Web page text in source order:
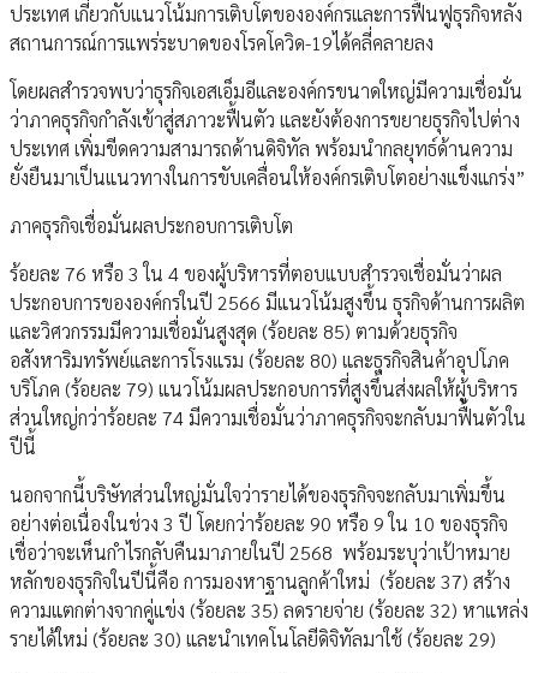
ประเทศ เกี่ยวกับแนวโน้มการเติบโตขององค์กรและการฟื้นฟูธุรกิจหลัง
สถานการณ์การแพร่ระบาดของโรคโควิด-19ได้คลี่คลายลง
โดยผลสำรวจพบว่าธุรกิจเอสเอ็มอีและองค์กรขนาดใหญ่มีความเชื่อมั่น
ว่าภาคธุรกิจกำลังเข้าสู่สภาวะฟื้นตัว และยังต้องการขยายธุรกิจไปต่าง
ประเทศ เพิ่มขีดความสามารถด้านดิจิทัล พร้อมนำกลยุทธ์ด้านความ
ยั่งยืนมาเป็นแนวทางในการขับเคลื่อนให้องค์กรเติบโตอย่างแข็งแกร่ง”
ภาคธุรกิจเชื่อมั่นผลประกอบการเติบโต
ร้อยละ 76 หรือ 3 ใน 4 ของผู้บริหารที่ตอบแบบสำรวจเชื่อมั่นว่าผล
ประกอบการขององค์กรในปี 2566 มีแนวโน้มสูงขึ้น ธุรกิจด้านการผลิต
และวิศวกรรมมีความเชื่อมั่นสูงสุด (ร้อยละ 85) ตามด้วยธุรกิจ
อสังหาริมทรัพย์และการโรงแรม (ร้อยละ 80) และธุรกิจสินค้าอุปโภค
บริโภค (ร้อยละ 79) แนวโน้มผลประกอบการที่สูงขึ้นส่งผลให้ผู้บริหาร
ส่วนใหญ่กว่าร้อยละ 74 มีความเชื่อมั่นว่าภาคธุรกิจจะกลับมาฟื้นตัวใน
ปีนี้
นอกจากนี้บริษัทส่วนใหญ่มั่นใจว่ารายได้ของธุรกิจจะกลับมาเพิ่มขึ้น
อย่างต่อเนื่องในช่วง 3 ปี โดยกว่าร้อยละ 90 หรือ 9 ใน 10 ของธุรกิจ
เชื่อว่าจะเห็นกำไรกลับคืนมาภายในปี 2568 พร้อมระบุว่าเป้าหมาย
หลักของธุรกิจในปีนี้คือ การมองหาฐานลูกค้าใหม่ (ร้อยละ 37) สร้าง
ความแตกต่างจากคู่แข่ง (ร้อยละ 35) ลดรายจ่าย (ร้อยละ 32) หาแหล่ง
รายได้ใหม่ (ร้อยละ 30) และนำเทคโนโลยีดิจิทัลมาใช้ (ร้อยละ 29)